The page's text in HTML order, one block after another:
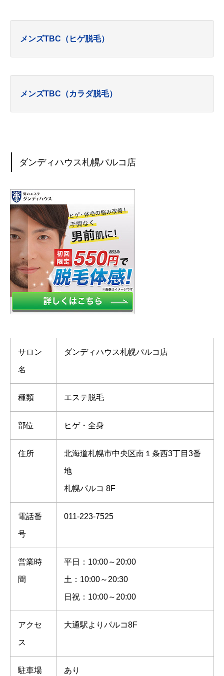
メンズTBC（ヒゲ脱毛）
メンズTBC（カラダ脱毛）
ダンディハウス札幌パルコ店
サロン
名
ダンディハウス札幌パルコ店
種類 エステ脱毛
部位 ヒゲ・全身
住所 北海道札幌市中央区南１条西3丁目3番
地
札幌パルコ 8F
電話番
号
011-223-7525
営業時
間
平日：10:00～20:00
土：10:00～20:30
日祝：10:00～20:00
アクセ
ス
大通駅よりパルコ8F
駐車場 あり